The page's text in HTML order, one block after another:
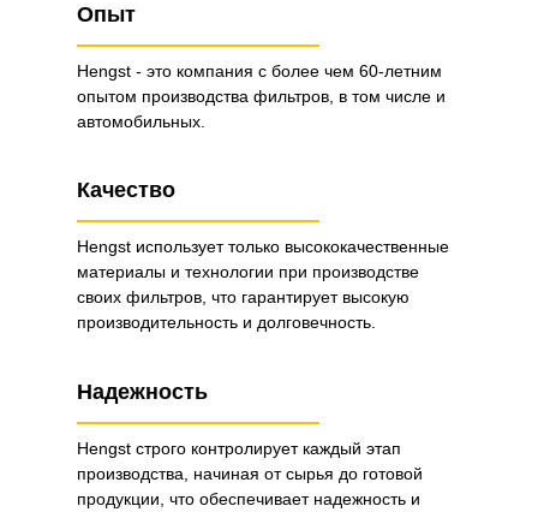
Опыт
Hengst - это компания с более чем 60-летним
опытом производства фильтров, в том числе и
автомобильных.
Качество
Надежность
Hengst использует только высококачественные
материалы и технологии при производстве
своих фильтров, что гарантирует высокую
производительность и долговечность.
Hengst строго контролирует каждый этап
производства, начиная от сырья до готовой
продукции, что обеспечивает надежность и